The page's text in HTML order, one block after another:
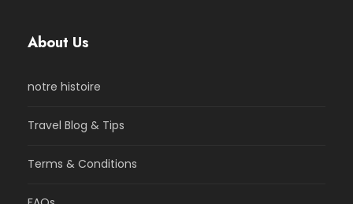
About Us
notre histoire
Travel Blog & Tips
Terms & Conditions